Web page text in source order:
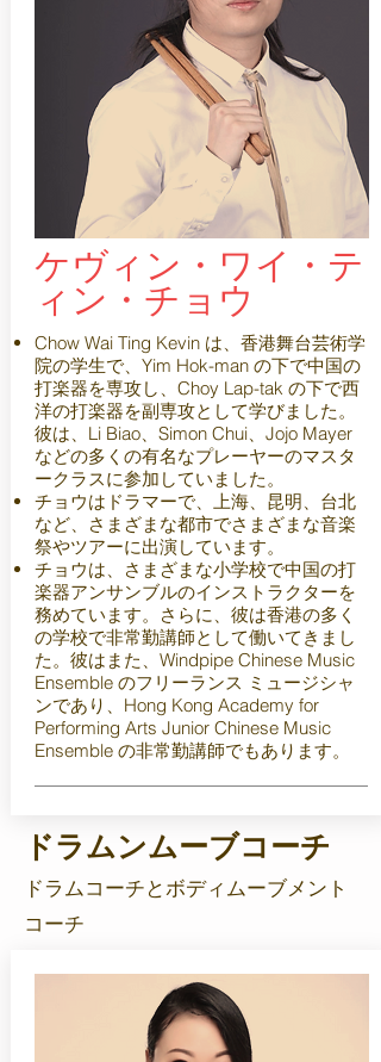
ケヴィン・ワイ・テ
ィン・チョウ
Chow Wai Ting Kevin は、香港舞台芸術学
院の学生で、Yim Hok-man の下で中国の
打楽器を専攻し、Choy Lap-tak の下で西
洋の打楽器を副専攻として学びました。
彼は、Li Biao、Simon Chui、Jojo Mayer
などの多くの有名なプレーヤーのマスタ
ークラスに参加していました。
チョウはドラマーで、上海、昆明、台北
など、さまざまな都市でさまざまな音楽
祭やツアーに出演しています。
チョウは、さまざまな小学校で中国の打
楽器アンサンブルのインストラクターを
務めています。さらに、彼は香港の多く
の学校で非常勤講師として働いてきまし
た。彼はまた、Windpipe Chinese Music
Ensemble のフリーランス ミュージシャ
ンであり、Hong Kong Academy for
Performing Arts Junior Chinese Music
Ensemble の非常勤講師でもあります。
ドラムンムーブコーチ
ドラムコーチとボディムーブメント
コーチ